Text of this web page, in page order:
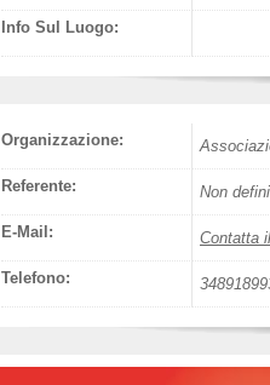
Info Sul Luogo:
Organizzazione:
Referente: Non
E-Mail: Contatta
Telefono: